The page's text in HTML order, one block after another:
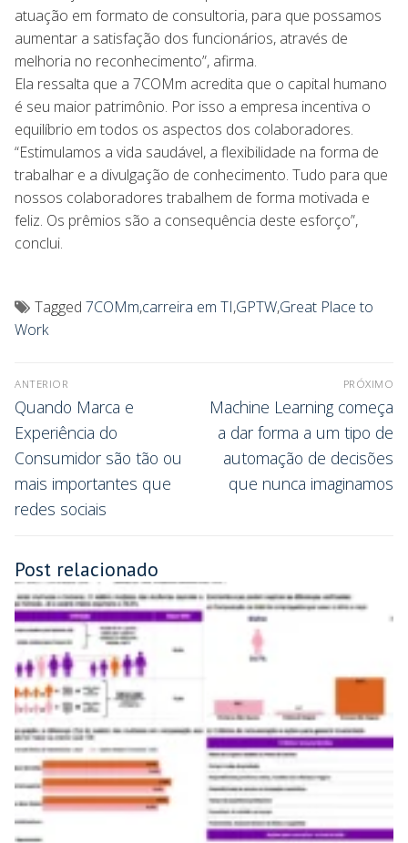
atuação em formato de consultoria, para que possamos
aumentar a satisfação dos funcionários, através de
melhoria no reconhecimento”, afirma.
Ela ressalta que a 7COMm acredita que o capital humano
é seu maior patrimônio. Por isso a empresa incentiva o
equilíbrio em todos os aspectos dos colaboradores.
“Estimulamos a vida saudável, a flexibilidade na forma de
trabalhar e a divulgação de conhecimento. Tudo para que
nossos colaboradores trabalhem de forma motivada e
feliz. Os prêmios são a consequência deste esforço”,
conclui.
Tagged 7COMm,carreira em TI,GPTW,Great Place to
Work
ANTERIOR
Quando Marca e
Experiência do
Consumidor são tão ou
mais importantes que
redes sociais
PRÓXIMO
Machine Learning começa
a dar forma a um tipo de
automação de decisões
que nunca imaginamos
Post relacionado